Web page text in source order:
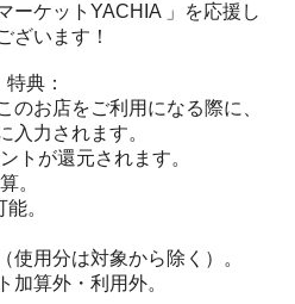
ーケットYACHIA 」を応援し
ざいます！
典：
お店をご利用になる際に、
入力されます。
トが還元されます。
。
。
使用分は対象から除く）。
加算外・利用外。